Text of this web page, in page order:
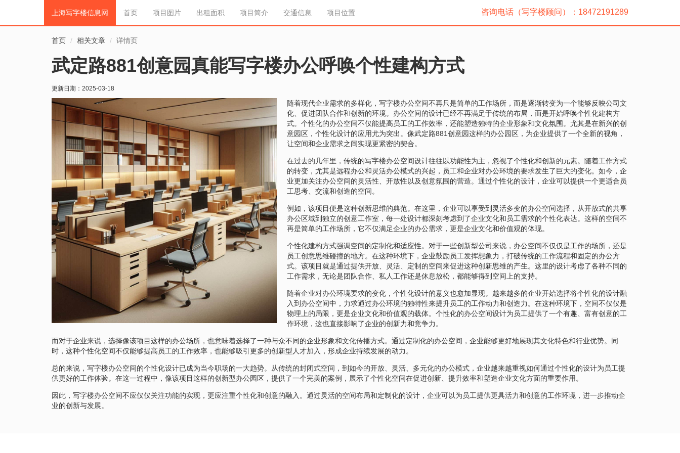
上海写字楼信息网 首页 项目图片 出租面积 项目简介 交通信息 项目位置 咨询电话（写字楼顾问）：18472191289
首页 相关文章 详情页
武定路881创意园真能写字楼办公呼唤个性建构方式
更新日期： 2025-03-18
随着现代企业需求的多样化，写字楼办公空间不再只是简单的工作场所，而是逐渐转变为一个能够反映公司文
化、促进团队合作和创新的环境。办公空间的设计已经不再满足于传统的布局，而是开始呼唤个性化建构方
式。个性化的办公空间不仅能提高员工的工作效率，还能塑造独特的企业形象和文化氛围。尤其是在新兴的创
意园区，个性化设计的应用尤为突出。像武定路881创意园这样的办公园区，为企业提供了一个全新的视角，
让空间和企业需求之间实现更紧密的契合。
在过去的几年里，传统的写字楼办公空间设计往往以功能性为主，忽视了个性化和创新的元素。随着工作方式
的转变，尤其是远程办公和灵活办公模式的兴起，员工和企业对办公环境的要求发生了巨大的变化。如今，企
业更加关注办公空间的灵活性、开放性以及创意氛围的营造。通过个性化的设计，企业可以提供一个更适合员
工思考、交流和创造的空间。
例如，该项目便是这种创新思维的典范。在这里，企业可以享受到灵活多变的办公空间选择，从开放式的共享
办公区域到独立的创意工作室，每一处设计都深刻考虑到了企业文化和员工需求的个性化表达。这样的空间不
再是简单的工作场所，它不仅满足企业的办公需求，更是企业文化和价值观的体现。
个性化建构方式强调空间的定制化和适应性。对于一些创新型公司来说，办公空间不仅仅是工作的场所，还是
员工创意思维碰撞的地方。在这种环境下，企业鼓励员工发挥想象力，打破传统的工作流程和固定的办公方
式。该项目就是通过提供开放、灵活、定制的空间来促进这种创新思维的产生。这里的设计考虑了各种不同的
工作需求，无论是团队合作、私人工作还是休息放松，都能够得到空间上的支持。
随着企业对办公环境要求的变化，个性化设计的意义也愈加显现。越来越多的企业开始选择将个性化的设计融
入到办公空间中，力求通过办公环境的独特性来提升员工的工作动力和创造力。在这种环境下，空间不仅仅是
物理上的局限，更是企业文化和价值观的载体。个性化的办公空间设计为员工提供了一个有趣、富有创意的工
作环境，这也直接影响了企业的创新力和竞争力。
而对于企业来说，选择像该项目这样的办公场所，也意味着选择了一种与众不同的企业形象和文化传播方式。通过定制化的办公空间，企业能够更好地展现其文化特色和行业优势。同
时，这种个性化空间不仅能够提高员工的工作效率，也能够吸引更多的创新型人才加入，形成企业持续发展的动力。
总的来说，写字楼办公空间的个性化设计已成为当今职场的一大趋势。从传统的封闭式空间，到如今的开放、灵活、多元化的办公模式，企业越来越重视如何通过个性化的设计为员工提
供更好的工作体验。在这一过程中，像该项目这样的创新型办公园区，提供了一个完美的案例，展示了个性化空间在促进创新、提升效率和塑造企业文化方面的重要作用。
因此，写字楼办公空间不应仅仅关注功能的实现，更应注重个性化和创意的融入。通过灵活的空间布局和定制化的设计，企业可以为员工提供更具活力和创意的工作环境，进一步推动企
业的创新与发展。